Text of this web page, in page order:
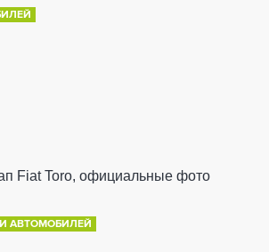
Fiat Toro, официальные фото
АВТОМОБИЛЕЙ